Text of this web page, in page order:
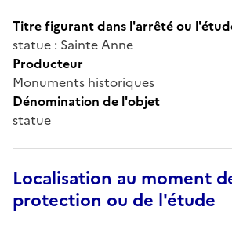
Titre figurant dans l'arrêté ou
statue : Sainte Anne
Producteur
Monuments historiques
Dénomination de l'objet
statue
Localisation au moment
protection ou de l'étude